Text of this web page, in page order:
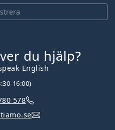
du hjälp?
English
16:00)
578